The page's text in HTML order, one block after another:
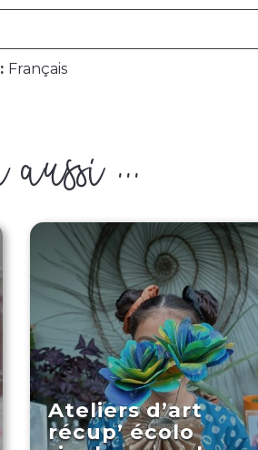
Français
...
Ateliers d’art
récup’ écolo